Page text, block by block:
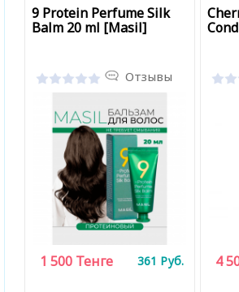
9 Protein Perfume Silk
Balm 20 ml [Masil]
Отзывы
1 500 Тенге 361 Руб. 4